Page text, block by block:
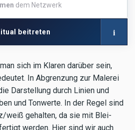
dem Netzwerk
beitreten i
sich im Klaren darüber sein,
In Abgrenzung zur Malerei
Darstellung durch Linien und
und Tonwerte. In der Regel sind
weiß gehalten, da sie mit Blei-
werden. Hier sind wir auch